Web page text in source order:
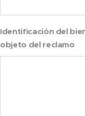
Identificación del
objeto del reclamo